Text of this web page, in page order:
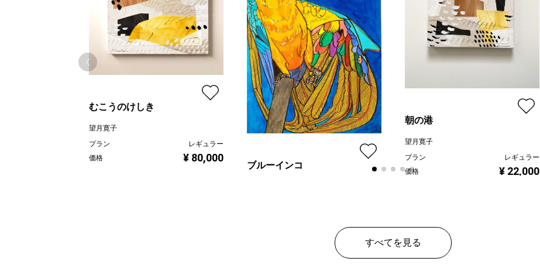
むこうのけしき
望月寛子
プラン
レギュラー
価格
¥ 80,000
ブルーインコ
朝の港
望月寛子
プラン
レギュラー
価格
¥ 22,000
すべてを見る